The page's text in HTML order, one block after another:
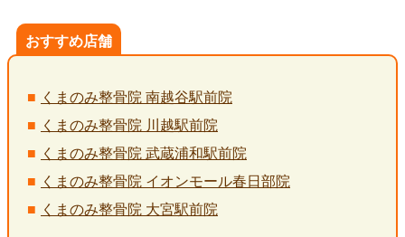
おすすめ店舗
くまのみ整骨院 南越谷駅前院
くまのみ整骨院 川越駅前院
くまのみ整骨院 武蔵浦和駅前院
くまのみ整骨院 イオンモール春日部院
くまのみ整骨院 大宮駅前院